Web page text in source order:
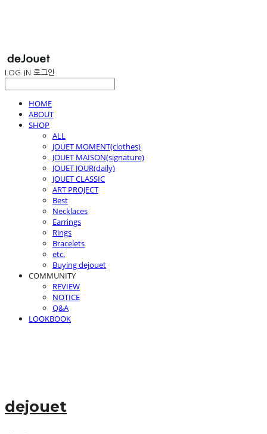
LOG IN 로그인
HOME
ABOUT
SHOP
ALL
JOUET MOMENT(clothes)
JOUET MAISON(signature)
JOUET JOUR(daily)
JOUET CLASSIC
ART PROJECT
Best
Necklaces
Earrings
Rings
Bracelets
etc.
Buying dejouet
COMMUNITY
REVIEW
NOTICE
Q&A
LOOKBOOK
dejouet